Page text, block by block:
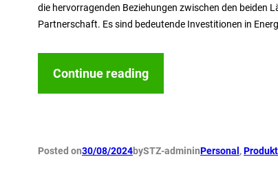
die hervorragenden Beziehungen zwischen den beiden
Partnerschaft. Es sind bedeutende Investitionen in
Continue reading
Posted on30/08/2024bySTZ-admininPersonal ,